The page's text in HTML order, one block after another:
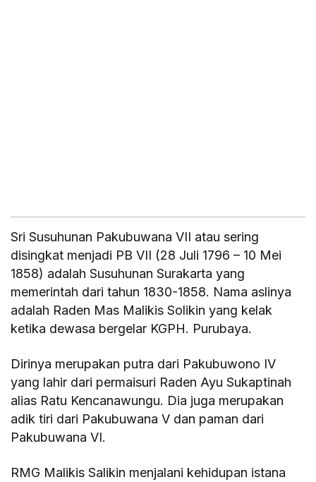
Sri Susuhunan Pakubuwana VII atau sering
disingkat menjadi PB VII (28 Juli 1796 – 10 Mei
1858) adalah Susuhunan Surakarta yang
memerintah dari tahun 1830-1858. Nama aslinya
adalah Raden Mas Malikis Solikin yang kelak
ketika dewasa bergelar KGPH. Purubaya.
Dirinya merupakan putra dari Pakubuwono IV
yang lahir dari permaisuri Raden Ayu Sukaptinah
alias Ratu Kencanawungu. Dia juga merupakan
adik tiri dari Pakubuwana V dan paman dari
Pakubuwana VI.
RMG Malikis Salikin menjalani kehidupan istana